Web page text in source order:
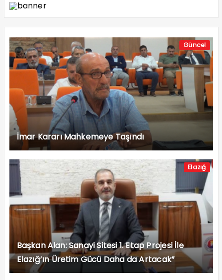
Güncel
İmar Kararı Mahkemeye Taşındı
Elazığ
Başkan Alan: Sanayi Sitesi 1. Etap Projesi İle
Elazığ’ın Üretim Gücü Daha da Artacak”